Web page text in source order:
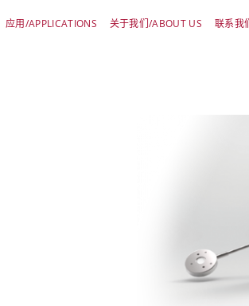
应用/APPLICATIONS 关于我们/ABOUT US 联系我